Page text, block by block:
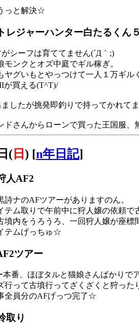
っと解決☆
レジャーハンター白たるくん
シーフは育ててません(´Д｀;)
モンクとオズ中庭でギル稼ぎ。
ヤグいもとやっつけて一人１万ギル
が買える(T^T)/
したが挑発即釣りで持ってかれて
ドさんからローンで買った王国服、
( 日 ) [n年日記]
人AF2
詩ナのAFツアーがありますのん。
テム取りで午前中に狩人嬢の依頼で
墳内をうろうろ、一回狩人嬢が座
テムげっちゅ☆
ツアー
本番、ほぼタルと猫娘さんばかりで
行って古墳行ってざくざくと狩った
全員分のAFげっつ完了☆
取り